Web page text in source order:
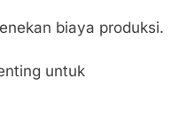
biaya produksi.
untuk